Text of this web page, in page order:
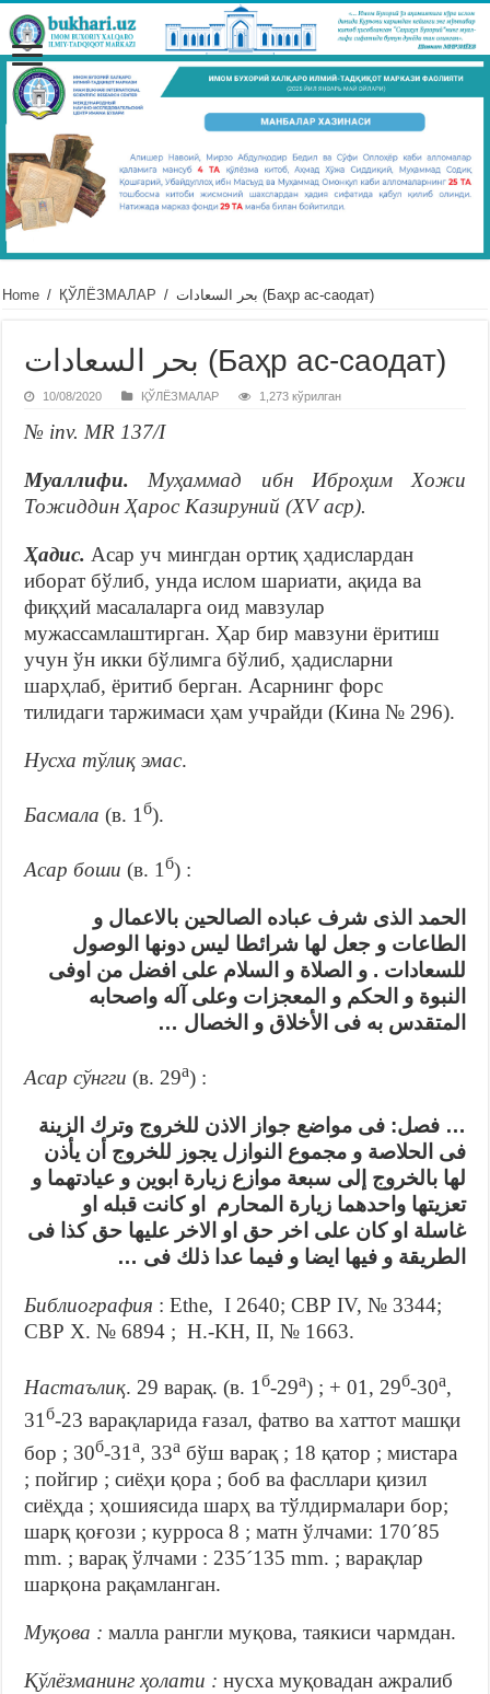
Home / ҚЎЛЁЗМАЛАР / بحر السعادات (Баҳр ас-саодат)
بحر السعادات (Баҳр ас-саодат)
10/08/2020 ҚЎЛЁЗМАЛАР 1,273 кўрилган
№ inv. MR 137/I
Муаллифи. Муҳаммад ибн Иброҳим Хожи
Тожиддин Ҳарос Казируний (XV аср).
Ҳадис. Асар уч мингдан ортиқ ҳадислардан
иборат бўлиб, унда ислом шариати, ақида ва
фиқҳий масалаларга оид мавзулар
мужассамлаштирган. Ҳар бир мавзуни ёритиш
учун ўн икки бўлимга бўлиб, ҳадисларни
шарҳлаб, ёритиб берган. Асарнинг форс
тилидаги таржимаси ҳам учрайди (Кина № 296).
Нусха тўлиқ эмас.
Басмала (в. 1б).
Асар боши (в. 1б) :
الحمد الذى شرف عباده الصالحين بالاعمال و
الطاعات و جعل لها شرائطا ليس دونها الوصول
للسعادات . و الصلاة و السلام على افضل من اوفى
النبوة و الحكم و المعجزات وعلى آله واصحابه
المتقدس به فى الأخلاق و الخصال …
Асар сўнгги (в. 29а) :
… فصل: فى مواضع جواز الاذن للخروج وترك الزينة
فى الحلاصة و مجموع النوازل يجوز للخروج أن يأذن
لها بالخروج إلى سبعة موازع زيارة ابوين و عيادتهما و
تعزيتها واحدهما زيارة المحارم او كانت قبله او
غاسلة او كان على اخر حق او الاخر عليها حق كذا فى
الطريقة و فيها ايضا و فيما عدا ذلك فى …
Библиография : Ethe, I 2640; СВР IV, № 3344;
СВР X. № 6894 ; H.-KH, II, № 1663.
Настаълиқ. 29 варақ. (в. 1б-29а) ; + 01, 29б-30а,
31б-23 варақларида ғазал, фатво ва хаттот машқи
бор ; 30б-31а, 33а бўш варақ ; 18 қатор ; мистара
; пойгир ; сиёҳи қора ; боб ва фасллари қизил
сиёҳда ; ҳошиясида шарҳ ва тўлдирмалари бор;
шарқ қоғози ; курроса 8 ; матн ўлчами: 170´85
mm. ; варақ ўлчами : 235´135 mm. ; варақлар
шарқона рақамланган.
Муқова : малла рангли муқова, таякиси чармдан.
Қўлёзманинг ҳолати : нусха муқовадан ажралиб